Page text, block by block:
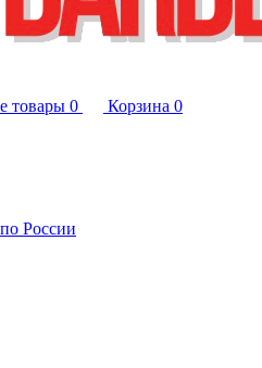
товары 0 Корзина 0
России